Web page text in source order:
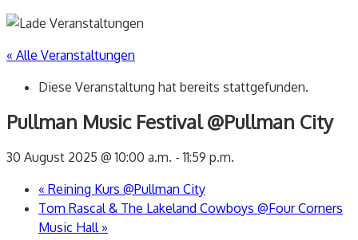
« Alle Veranstaltungen
Diese Veranstaltung hat bereits stattgefunden.
Pullman Music Festival @Pullman City
30 August 2025 @ 10:00 a.m. -11:59 p.m.
« Reining Kurs @Pullman City
Tom Rascal & The Lakeland Cowboys @Four Corners
Music Hall »